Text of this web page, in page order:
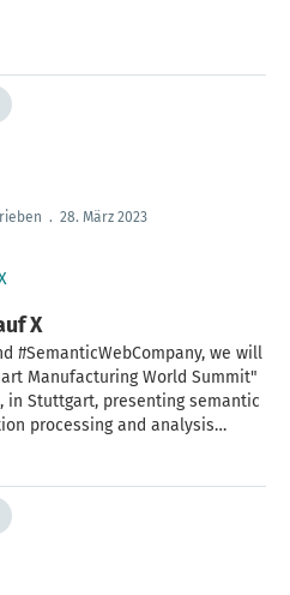
. 28. März 2023
X
#SemanticWebCompany, we will
Manufacturing World Summit"
in Stuttgart, presenting semantic
processing and analysis
#team